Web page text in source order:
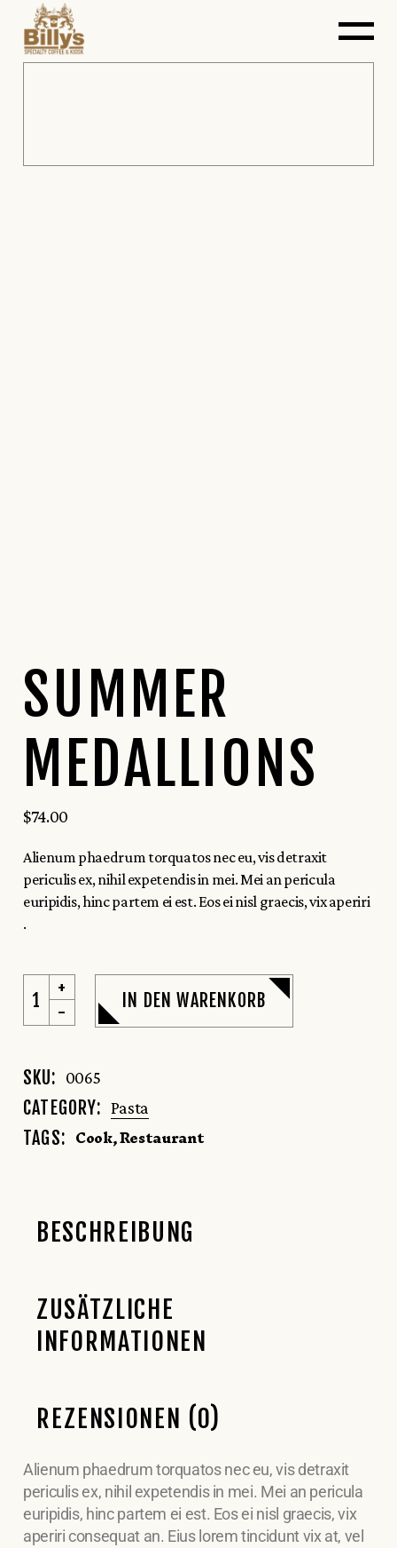
SUMMER
MEDALLIONS
$74.00
Alienum phaedrum torquatos nec eu, vis detraxit
periculis ex, nihil expetendis in mei. Mei an pericula
euripidis, hinc partem ei est. Eos ei nisl graecis, vix aperiri
.
IN DEN WARENKORB
SKU: 0065
CATEGORY: Pasta
TAGS: Cook,Restaurant
BESCHREIBUNG
ZUSÄTZLICHE
INFORMATIONEN
REZENSIONEN (0)
Alienum phaedrum torquatos nec eu, vis detraxit
periculis ex, nihil expetendis in mei. Mei an pericula
euripidis, hinc partem ei est. Eos ei nisl graecis, vix
aperiri consequat an. Eius lorem tincidunt vix at, vel